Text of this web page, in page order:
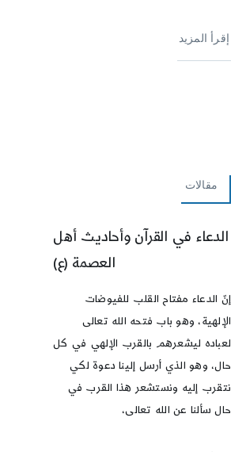
إقرأ المزيد
مقالات
الدعاء في القرآن وأحاديث أهل
العصمة (ع)
إنّ الدعاء مفتاح القلب للفيوضات
الإلهية، وهو باب فتحه الله تعالى
لعباده ليشعرهم بالقرب الإلهي في كل
حال، وهو الذي أرسل إلينا دعوة لكي
نتقرب إليه ونستشعر هذا القرب في
حال سألنا عن الله تعالى،